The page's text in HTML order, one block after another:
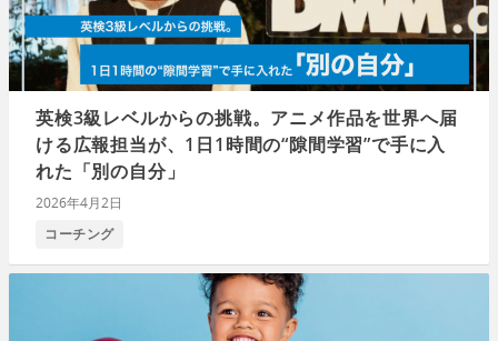
英検3級レベルからの挑戦。アニメ作品を世界へ届
ける広報担当が、1日1時間の“隙間学習”で手に入
れた「別の自分」
2026年4月2日
コーチング